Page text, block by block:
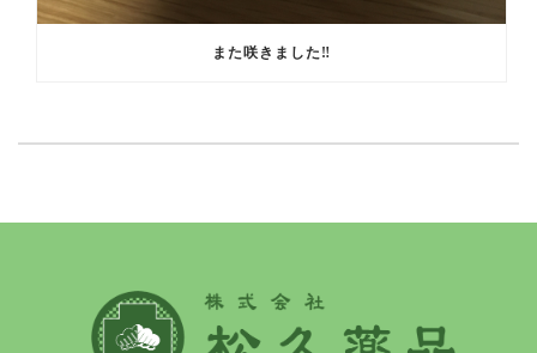
また咲きました‼️